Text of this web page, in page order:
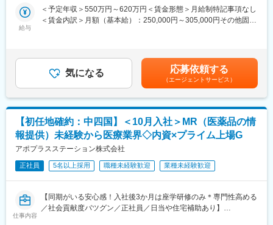
(3)豊富なプロジェクト数、50社を超える多数の取引メーカー：同
業他社と比較しても、多くのプロジェクト数があり、様々なご経
・入社3年目（MR経験者）28歳：642万（月給＋日当＋住宅手
当）
・入社5年目（MR経験者）33歳：712万（月給＋日当＋住宅手
変更の範囲：会社の定める業務
営業活動を行っていただきます。
人々の命を守る商材に携わるため、社会貢献性と安定性を兼ね備
まずはご入社から2か月間MR導入研修を受講し、MR資格を取得
していただきます。
資格取得と聞くとハードルが高く思われる方もいるかもしれませ
文理問わず一から学べる環境を整えているため、専門知識は入社
後に身に付ける意欲があれば問題ございません。
社員の活躍事例についての詳細は、是非こちらのURLも併せてご
覧ください。
https://healthcarecareerpark.iqvia.com/
■具体的な業務
すでに取引のある病院の医師や薬剤師に向け、医薬品の効果や副
作用・適切な使用方法などの情報を提供し、薬剤のプロモーショ
ン活動を行っていただきます。メインの業務は情報提供となるた
業所
給与
＜予定年収＞550万円～620万円＜賃金形態＞月給制特記事項なし
＜賃金内訳＞月額（基本給）：250,000円～305,000円その他固定
手当支給する。【補足】プロジェクト稼働手当(35,000円)、外勤
日当（1日1,500円／外勤3.5時間以上）■変動賞与制（6月・12
月・3月）※平均実績6ヶ月分■インセンティブ：3月（対象者）賃
金はあくまでも目安の金額であり、選考を通じて上下する可能性
があります。月給(月額)は固定手当を含めた表記です。
気になる 応募依頼する
（エージェントサービス）
【初任地確約：中四国】＜10月入社＞MR（医薬品の情
報提供）未経験から医療業界◇内資×プライム上場G
アポプラスステーション株式会社
正社員 5名以上採用 職種未経験歓迎 業種未経験歓迎
仕事内容
【同期がいる安心感！入社後3か月は座学研修のみ＊専門性高める
／社会貢献度バツグン／正社員／日当や住宅補助あり】